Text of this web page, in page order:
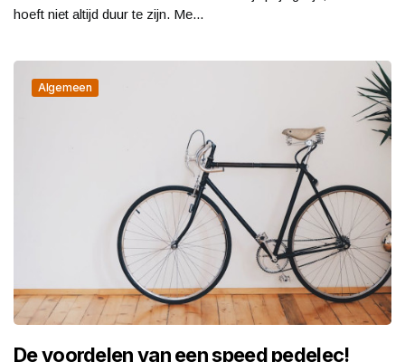
hoeft niet altijd duur te zijn. Me...
Algemeen
De voordelen van een speed pedelec!